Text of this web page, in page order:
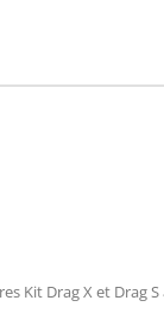
Kit Drag X et Drag S